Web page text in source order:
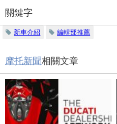
關鍵字
新車介紹 編輯部推薦
摩托新聞相關文章